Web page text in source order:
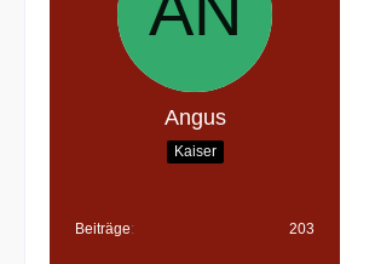
Angus
Kaiser
Beiträge 203